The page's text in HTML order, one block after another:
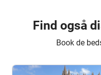
Find også
Book de